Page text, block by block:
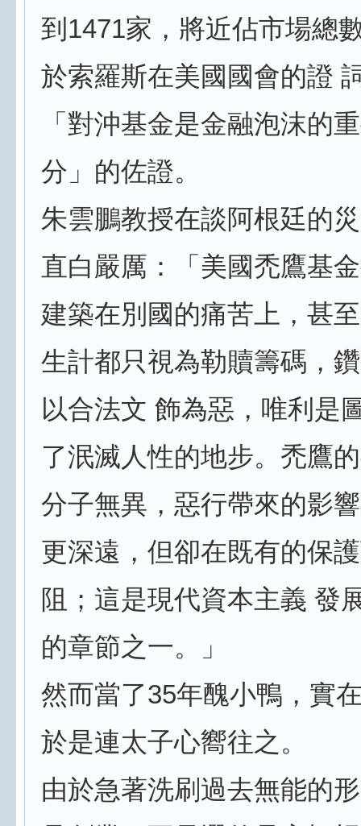
到1471家，將近佔市場總
於索羅斯在美國國會的證
「對沖基金是金融泡沫的
分」的佐證。
朱雲鵬教授在談阿根廷的
直白嚴厲：「美國禿鷹基
建築在別國的痛苦上，甚
生計都只視為勒贖籌碼，
以合法文 飾為惡，唯利是
了泯滅人性的地步。禿鷹
分子無異，惡行帶來的影
更深遠，但卻在既有的保
阻；這是現代資本主義 發
的章節之一。」
然而當了35年醜小鴨，實
於是連太子心嚮往之。
由於急著洗刷過去無能的